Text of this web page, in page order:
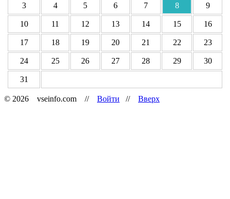
3 4 5 6 7 8 9
10 11 12 13 14 15 16
17 18 19 20 21 22 23
24 25 26 27 28 29 30
31
© 2026 vseinfo.com // Войти // Вверх